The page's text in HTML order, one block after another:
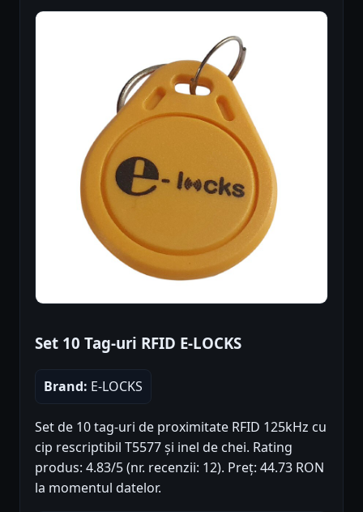
Set 10 Tag-uri RFID E-LOCKS
Brand: E-LOCKS
Set de 10 tag-uri de proximitate RFID 125kHz cu
cip rescriptibil T5577 și inel de chei. Rating
produs: 4.83/5 (nr. recenzii: 12). Preț: 44.73 RON
la momentul datelor.